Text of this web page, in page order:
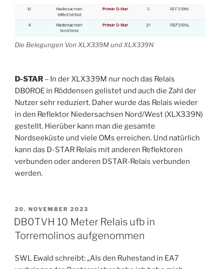
Die Belegungen Von XLX339M und XLX339N
D-STAR – In der XLX339M nur noch das Relais
DB0ROE in Röddensen gelistet und auch die Zahl der
Nutzer sehr reduziert. Daher wurde das Relais wieder
in den Reflektor Niedersachsen Nord/West (XLX339N)
gestellt. Hierüber kann man die gesamte
Nordseeküste und viele OMs erreichen. Und natürlich
kann das D-STAR Relais mit anderen Reflektoren
verbunden oder anderen DSTAR-Relais verbunden
werden.
VERÖFFENTLICHT
AM
20. NOVEMBER 2023
DB0TVH 10 Meter Relais ufb in
Torremolinos aufgenommen
SWL Ewald schreibt: „Als den Ruhestand in EA7